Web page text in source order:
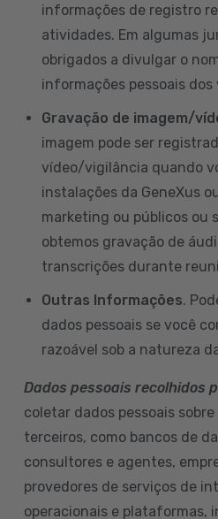
informações de registro
atividades. Em algumas
obrigados a divulgar o
informações pessoais dos
Gravação de imagem/
imagem pode ser
vídeo/vigilância quando
instalações da GeneXus
marketing ou públicos ou
obtemos gravação de
transcrições durante
Outras Informações.
dados pessoais se você
razoável sob a natureza
Dados pessoais recolhidos
coletar dados pessoais
terceiros, como bancos de
consultores e agentes,
provedores de serviços de
operacionais e plataformas,